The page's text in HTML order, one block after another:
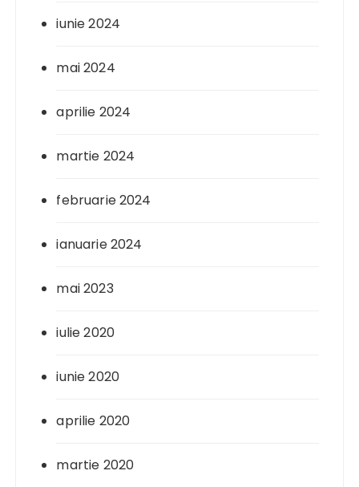
iunie 2024
mai 2024
aprilie 2024
martie 2024
februarie 2024
ianuarie 2024
mai 2023
iulie 2020
iunie 2020
aprilie 2020
martie 2020